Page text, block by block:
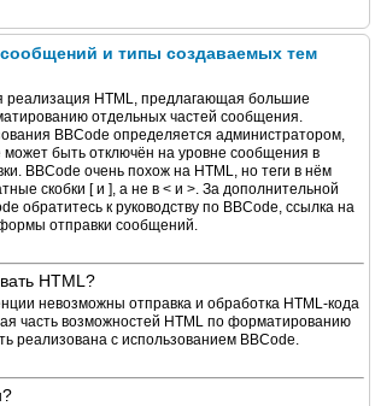
и типы создаваемых тем
реализация HTML, предлагающая большие
отдельных частей сообщения.
BBCode определяется администратором,
может быть отключён на уровне сообщения в
BBCode очень похож на HTML, но теги в нём
скобки [ и ], а не в < и >. За дополнительной
обратитесь к руководству по BBCode, ссылка на
отправки сообщений.
HTML?
невозможны отправка и обработка HTML-кода
часть возможностей HTML по форматированию
реализована с использованием BBCode.